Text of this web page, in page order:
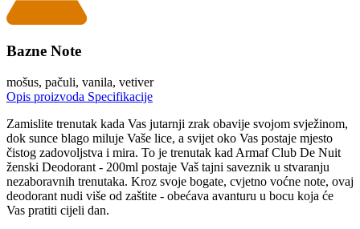
Bazne Note
mošus, pačuli, vanila, vetiver
Opis proizvoda Specifikacije
Zamislite trenutak kada Vas jutarnji zrak obavije svojom svježinom,
dok sunce blago miluje Vaše lice, a svijet oko Vas postaje mjesto
čistog zadovoljstva i mira. To je trenutak kad Armaf Club De Nuit
ženski Deodorant - 200ml postaje Vaš tajni saveznik u stvaranju
nezaboravnih trenutaka. Kroz svoje bogate, cvjetno voćne note, ovaj
deodorant nudi više od zaštite - obećava avanturu u bocu koja će
Vas pratiti cijeli dan.